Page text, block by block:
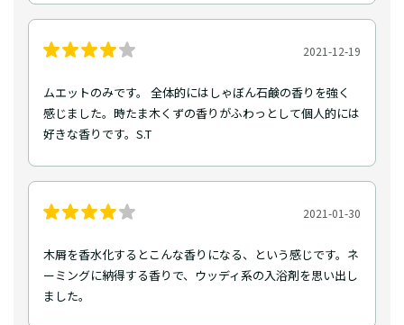
2021-12-19
ムエットのみです。 全体的にはしゃぼん石鹸の香りを強く
感じました。時たま木くずの香りがふわっとして個人的には
好きな香りです。S.T
2021-01-30
木屑を香水化するとこんな香りになる、という感じです。ネ
ーミングに納得する香りで、ウッディ系の入浴剤を思い出し
ました。